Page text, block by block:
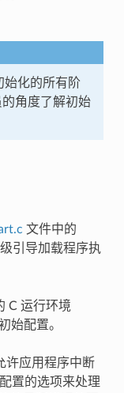
始化的所有阶
角度了解初始
文件中的
引导加载程序执
C 运行环境
始配置。
许应用程序中断
置的选项来处理